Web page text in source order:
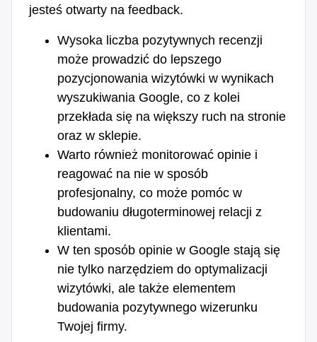
jesteś otwarty na feedback.
Wysoka liczba pozytywnych recenzji
może prowadzić do lepszego
pozycjonowania wizytówki w wynikach
wyszukiwania Google, co z kolei
przekłada się na większy ruch na stronie
oraz w sklepie.
Warto również monitorować opinie i
reagować na nie w sposób
profesjonalny, co może pomóc w
budowaniu długoterminowej relacji z
klientami.
W ten sposób opinie w Google stają się
nie tylko narzędziem do optymalizacji
wizytówki, ale także elementem
budowania pozytywnego wizerunku
Twojej firmy.